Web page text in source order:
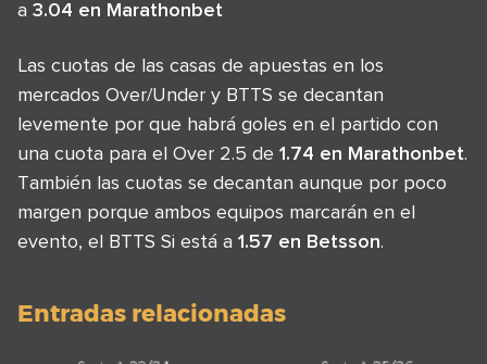
a 3.04 en Marathonbet
Las cuotas de las casas de apuestas en los
mercados Over/Under y BTTS se decantan
levemente por que habrá goles en el partido con
una cuota para el Over 2.5 de 1.74 en Marathonbet.
También las cuotas se decantan aunque por poco
margen porque ambos equipos marcarán en el
evento, el BTTS Si está a 1.57 en Betsson.
Entradas relacionadas